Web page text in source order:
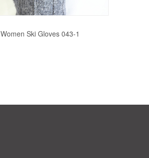
Women Ski Gloves 043-1